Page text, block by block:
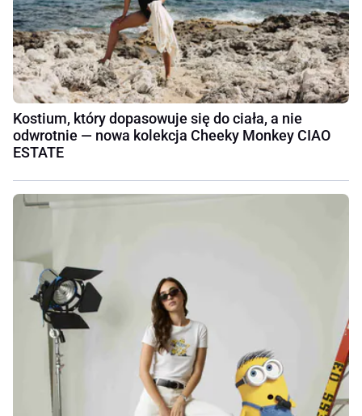
Kostium, który dopasowuje się do ciała, a nie
odwrotnie — nowa kolekcja Cheeky Monkey CIAO
ESTATE